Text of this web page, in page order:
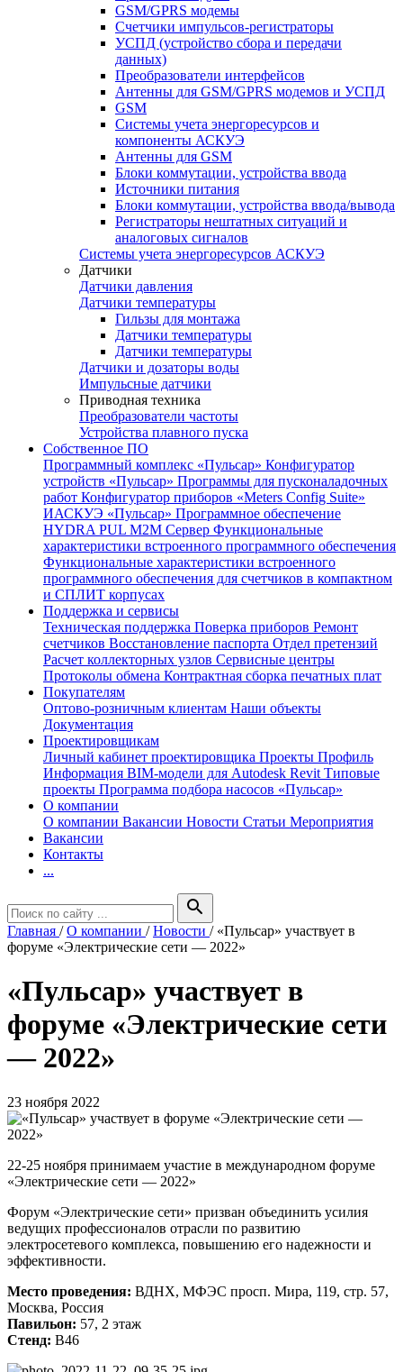
GSM/GPRS модемы
Счетчики импульсов-регистраторы
УСПД (устройство сбора и передачи
данных)
Преобразователи интерфейсов
Антенны для GSM/GPRS модемов и УСПД
GSM
Системы учета энергоресурсов и
компоненты АСКУЭ
Антенны для GSM
Блоки коммутации, устройства ввода
Источники питания
Блоки коммутации, устройства ввода/вывода
Регистраторы нештатных ситуаций и
аналоговых сигналов
Системы учета энергоресурсов АСКУЭ
Датчики
Датчики давления
Датчики температуры
Гильзы для монтажа
Датчики температуры
Датчики температуры
Датчики и дозаторы воды
Импульсные датчики
Приводная техника
Преобразователи частоты
Устройства плавного пуска
Собственное ПО
Программный комплекс «Пульсар» Конфигуратор
устройств «Пульсар» Программы для пусконаладочных
работ Конфигуратор приборов «Meters Config Suite»
ИАСКУЭ «Пульсар» Программное обеспечение
HYDRA PUL M2M Сервер Функциональные
характеристики встроенного программного обеспечения
Функциональные характеристики встроенного
программного обеспечения для счетчиков в компактном
и СПЛИТ корпусах
Поддержка и сервисы
Техническая поддержка Поверка приборов Ремонт
счетчиков Восстановление паспорта Отдел претензий
Расчет коллекторных узлов Сервисные центры
Протоколы обмена Контрактная сборка печатных плат
Покупателям
Оптово-розничным клиентам Наши объекты
Документация
Проектировщикам
Личный кабинет проектировщика Проекты Профиль
Информация BIM-модели для Autodesk Revit Типовые
проекты Программа подбора насосов «Пульсар»
О компании
О компании Вакансии Новости Статьи Мероприятия
Вакансии
Контакты
...
search
Главная /О компании /Новости / «Пульсар» участвует в
форуме «Электрические сети — 2022»
«Пульсар» участвует в
форуме «Электрические сети
— 2022»
23 ноября 2022
22-25 ноября принимаем участие в международном форуме
«Электрические сети — 2022»
Форум «Электрические сети» призван объединить усилия
ведущих профессионалов отрасли по развитию
электросетевого комплекса, повышению его надежности и
эффективности.
Место проведения: ВДНХ, МФЭС просп. Мира, 119, стр. 57,
Москва, Россия
Павильон: 57, 2 этаж
Стенд: В46